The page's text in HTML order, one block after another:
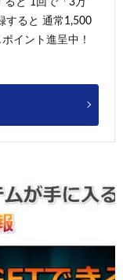
すると 通常1,500
イント進呈中！